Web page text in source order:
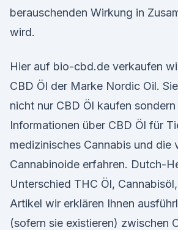
berauschenden Wirkung in
wird.
Hier auf bio-cbd.de verkaufen
CBD Öl der Marke Nordic Oil.
nicht nur CBD Öl kaufen
Informationen über CBD Öl für
medizinisches Cannabis und die
Cannabinoide erfahren. Dutch-
Unterschied THC Öl,
Artikel wir erklären Ihnen
(sofern sie existieren) zwischen